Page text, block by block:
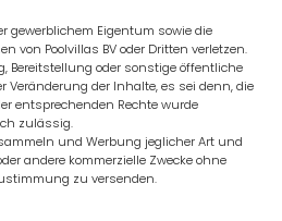
gewerblichem Eigentum sowie die
von Poolvillas BV oder Dritten verletzen.
Bereitstellung oder sonstige öffentliche
Veränderung der Inhalte, es sei denn, die
entsprechenden Rechte wurde
zulässig.
und Werbung jeglicher Art und
andere kommerzielle Zwecke ohne
zu versenden.